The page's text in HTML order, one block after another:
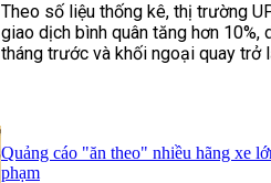
Theo số liệu thống kê, thị trường
giao dịch bình quân tăng hơn
tháng trước và khối ngoại quay trở
Quảng cáo "ăn theo" nhiều hãng xe
phạm